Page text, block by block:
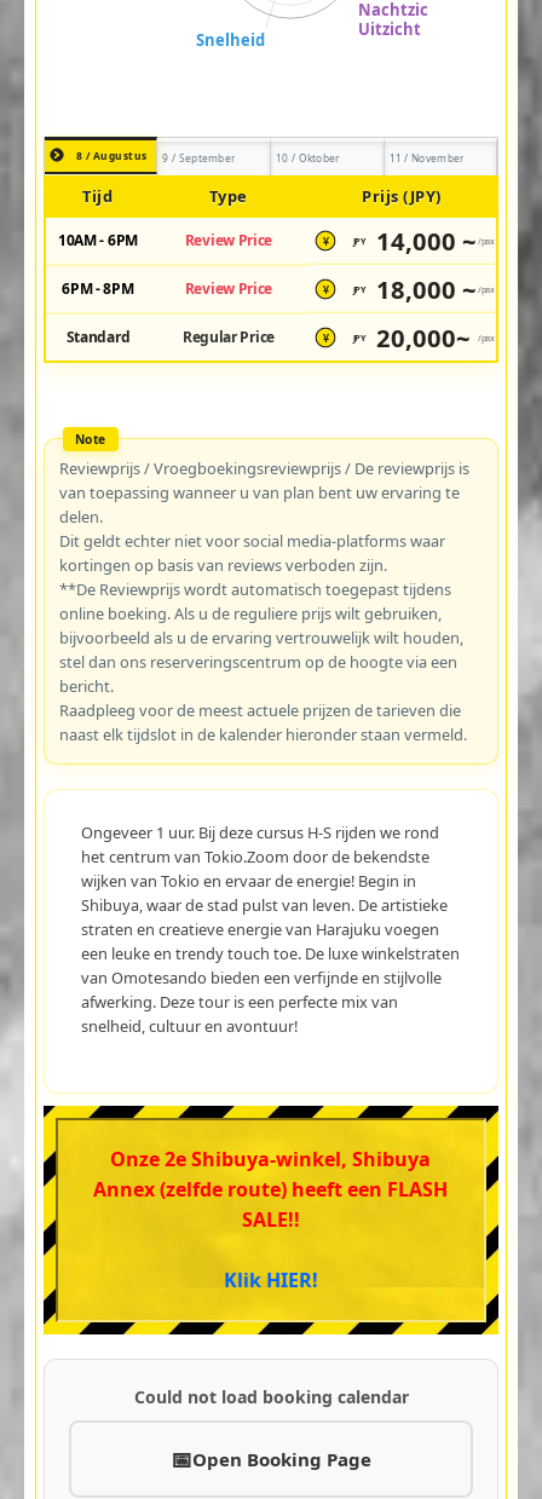
8 / Augustus 9 / September 10 / Oktober 11 / November
Tijd Type Prijs (JPY)
10AM - 6PM Review Price ¥ JPY 14,000 ~ /pax
6PM - 8PM Review Price ¥ JPY 18,000 ~ /pax
Standard Regular Price ¥ JPY 20,000~ /pax
Reviewprijs / Vroegboekingsreviewprijs / De reviewprijs is
van toepassing wanneer u van plan bent uw ervaring te
delen.
Dit geldt echter niet voor social media-platforms waar
kortingen op basis van reviews verboden zijn.
**De Reviewprijs wordt automatisch toegepast tijdens
online boeking. Als u de reguliere prijs wilt gebruiken,
bijvoorbeeld als u de ervaring vertrouwelijk wilt houden,
stel dan ons reserveringscentrum op de hoogte via een
bericht.
Raadpleeg voor de meest actuele prijzen de tarieven die
naast elk tijdslot in de kalender hieronder staan vermeld.
Ongeveer 1 uur. Bij deze cursus H-S rijden we rond
het centrum van Tokio.Zoom door de bekendste
wijken van Tokio en ervaar de energie! Begin in
Shibuya, waar de stad pulst van leven. De artistieke
straten en creatieve energie van Harajuku voegen
een leuke en trendy touch toe. De luxe winkelstraten
van Omotesando bieden een verfijnde en stijlvolle
afwerking. Deze tour is een perfecte mix van
snelheid, cultuur en avontuur!
Onze 2e Shibuya-winkel, Shibuya
Annex (zelfde route) heeft een FLASH
SALE!!
Klik HIER!
Could not load booking calendar
Open Booking Page